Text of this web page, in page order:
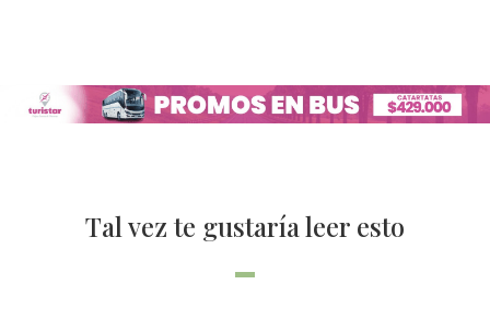
Tal vez te gustaría leer esto